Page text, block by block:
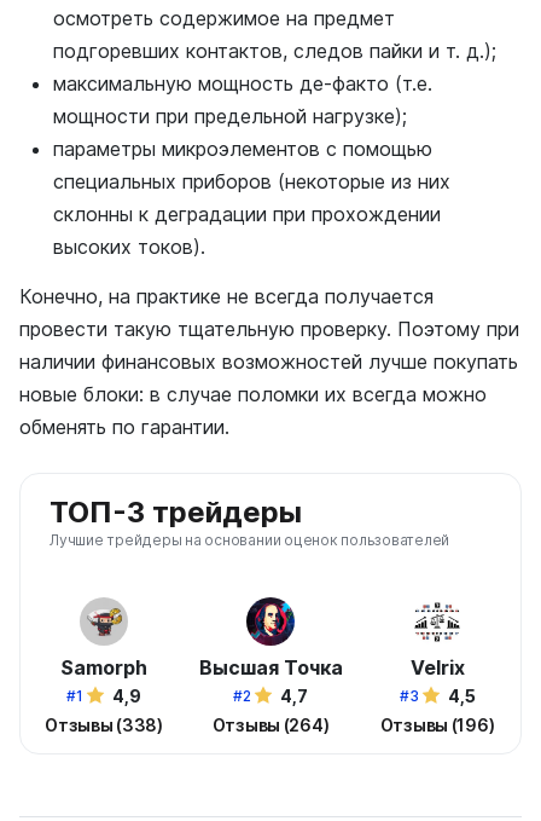
осмотреть содержимое на предмет
подгоревших контактов, следов пайки и т. д.);
максимальную мощность де-факто (т.е.
мощности при предельной нагрузке);
параметры микроэлементов с помощью
специальных приборов (некоторые из них
склонны к деградации при прохождении
высоких токов).
Конечно, на практике не всегда получается
провести такую тщательную проверку. Поэтому при
наличии финансовых возможностей лучше покупать
новые блоки: в случае поломки их всегда можно
обменять по гарантии.
ТОП-3 трейдеры
Лучшие трейдеры на основании оценок пользователей
Samorph
#1
4,9
Отзывы (338)
Высшая Точка
#2
4,7
Отзывы (264)
Velrix
#3
4,5
Отзывы (196)